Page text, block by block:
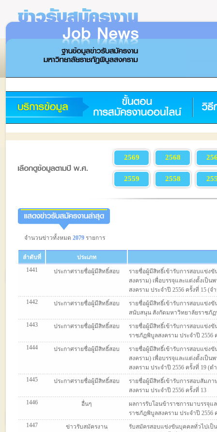
2569 2568
2559 2558
จำนวนข่าวทั้งหมด 2079รายการ
ลำดับที่
ประเภท
1441
ประกาศรายชื่อผู้มีสิทธิ์สอบ
รายชื่อผู้มีสิทธิ์เข้ารับการสอบแข่ง
สงคราม) เพื่อบรรจุและแต่งตั้งเป็
สงคราม ประจำปี 2556 ครั้งที่ 15 (จ
1442
ประกาศรายชื่อผู้มีสิทธิ์สอบ
รายชื่อผู้มีสิทธิ์เข้ารับการสอบแข่ง
สนับสนุน สังกัดมหาวิทยาลัยราชภัฏ
1443
ประกาศรายชื่อผู้มีสิทธิ์สอบ
รายชื่อผู้มีสิทธิ์เข้ารับการสอบแข่ง
ราชภัฏพิบูลสงคราม ประจำปี
1444
ประกาศรายชื่อผู้มีสิทธิ์สอบ
รายชื่อผู้มีสิทธิ์เข้ารับการสอบแข่ง
สงคราม) เพื่อบรรจุและแต่งตั้งเป็
สงคราม ประจำปี 2556 ครั้งที่ 19 (
1445
ประกาศรายชื่อผู้มีสิทธิ์สอบ
รายชื่อผู้มีสิทธิ์เข้ารับการสอบสัมภ
สงคราม ประจำปี 2556 ครั้งที่ 13
1446
อื่นๆ
ผลการรับโอนข้าราชการมาบรรจุ
ราชภัฎพิบูลสงคราม ประจำปี 2556
1447
ข่าวรับสมัครงาน
รับสมัครสอบแข่งขันบุคคลทั่วไปเป็